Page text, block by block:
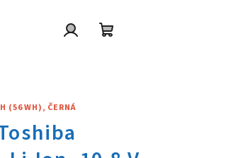
(56 WH), ČERNÁ